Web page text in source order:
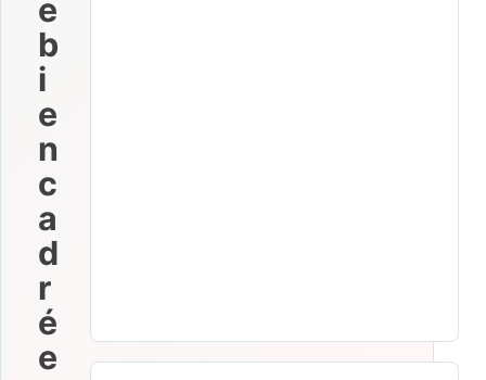
e
b
i
e
n
c
a
d
r
é
e